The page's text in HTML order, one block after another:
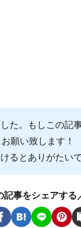
た。もしこの記
願い致します！
るとありがたいで
記事をシェアする